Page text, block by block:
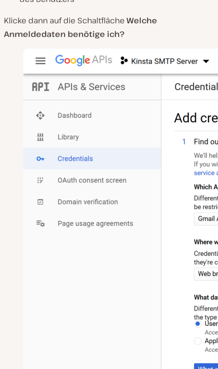
Klicke dann auf die Schaltfläche Welche
Anmeldedaten benötige ich?